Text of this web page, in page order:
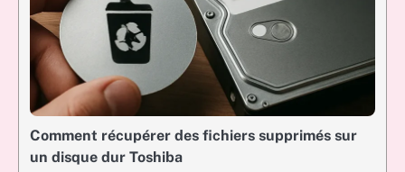
Comment récupérer des fichiers supprimés sur
un disque dur Toshiba